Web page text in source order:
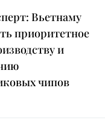
Вьетнаму
приоритетное
и
чипов